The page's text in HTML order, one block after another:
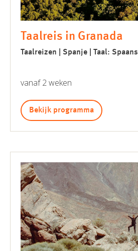
Taalreis in Granada
Taalreizen | Spanje | Taal: Spaans
vanaf 2 weken
Bekijk programma